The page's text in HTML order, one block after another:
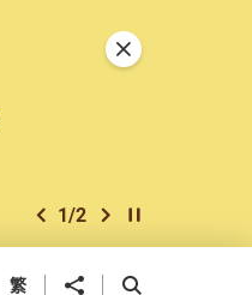
上一个
1/2 下一个开始/暂停幻灯
关闭特別通告
繁 分享到 开启搜寻框